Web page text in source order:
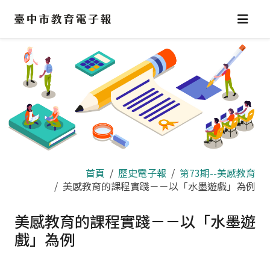
區
首頁 歷史電子報
第73期--美感教育
美感教育的課程實踐－－以「水墨遊戲」為例
美感教育的課程實踐－－以「水墨遊
戲」為例